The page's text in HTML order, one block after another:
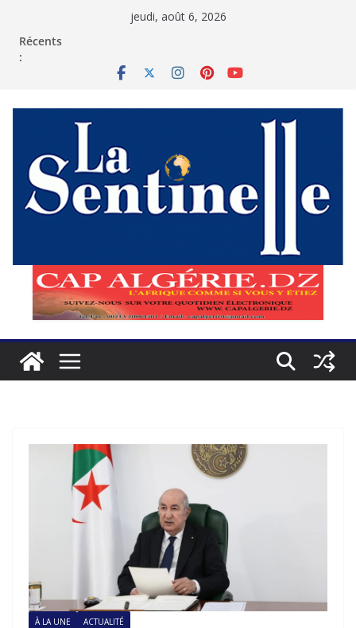
jeudi, août 6, 2026
Récents
:
À LA UNE ACTUALITÉ